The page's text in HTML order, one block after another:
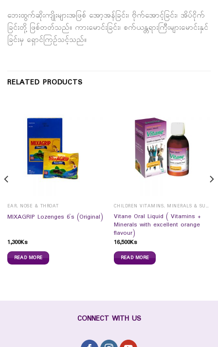
ဘေးထွက်ဆိုးကျိုးများအဖြစ် အော့အန်ခြင်း၊ ဗိုက်အောင့်ခြင်း၊ အိပ်ငိုက်
ခြင်းတို့ ဖြစ်တတ်သည်။ ကားမောင်းခြင်း၊ စက်ယန္တရားကြီးများမောင်းနှင်
ခြင်းမှ ရှောင်ကြဉ်သင့်သည်။
RELATED PRODUCTS
EAR, NOSE & THROAT
MIXAGRIP Lozenges 6`s (Original)
1,300Ks
READ MORE
CHILDREN VITAMINS, MINERALS & SUPPLEMENTS
Vitane Oral Liquid ( Vitamins +
Minerals with excellent orange
flavour)
16,500Ks
READ MORE
CONNECT WITH US